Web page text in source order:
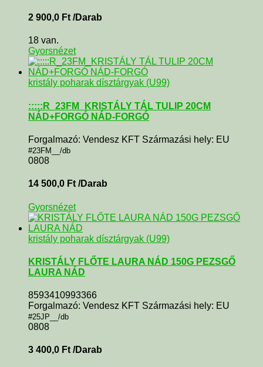
2 900,0 Ft /Darab
18 van.
Gyorsnézet
kristály poharak dísztárgyak (U99)
:::::R_23FM_KRISTÁLY TÁL TULIP 20CM
NÁD+FORGÓ NÁD-FORGÓ
Forgalmazó: Vendesz KFT Származási hely: EU
#23FM__/db
0808
14 500,0 Ft /Darab
Gyorsnézet
kristály poharak dísztárgyak (U99)
KRISTÁLY FLŐTE LAURA NÁD 150G PEZSGŐ
LAURA NÁD
8593410993366
Forgalmazó: Vendesz KFT Származási hely: EU
#25JP__/db
0808
3 400,0 Ft /Darab